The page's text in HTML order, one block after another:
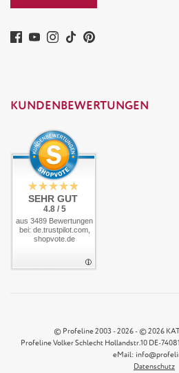
KUNDENBEWERTUNGEN
SEHR GUT
4.8 / 5
aus 3489 Bewertungen
bei: de.trustpilot.com,
shopvote.de
© Profeline 2003 - 2026 - © 2026
Profeline Volker Schlecht Hollandstr.10 DE-
eMail:
Datenschutz